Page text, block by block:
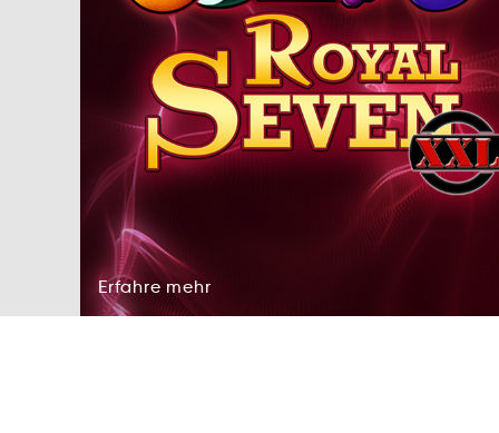
Erfahre
rerEhfa
Erfahre
mrhe
mehr